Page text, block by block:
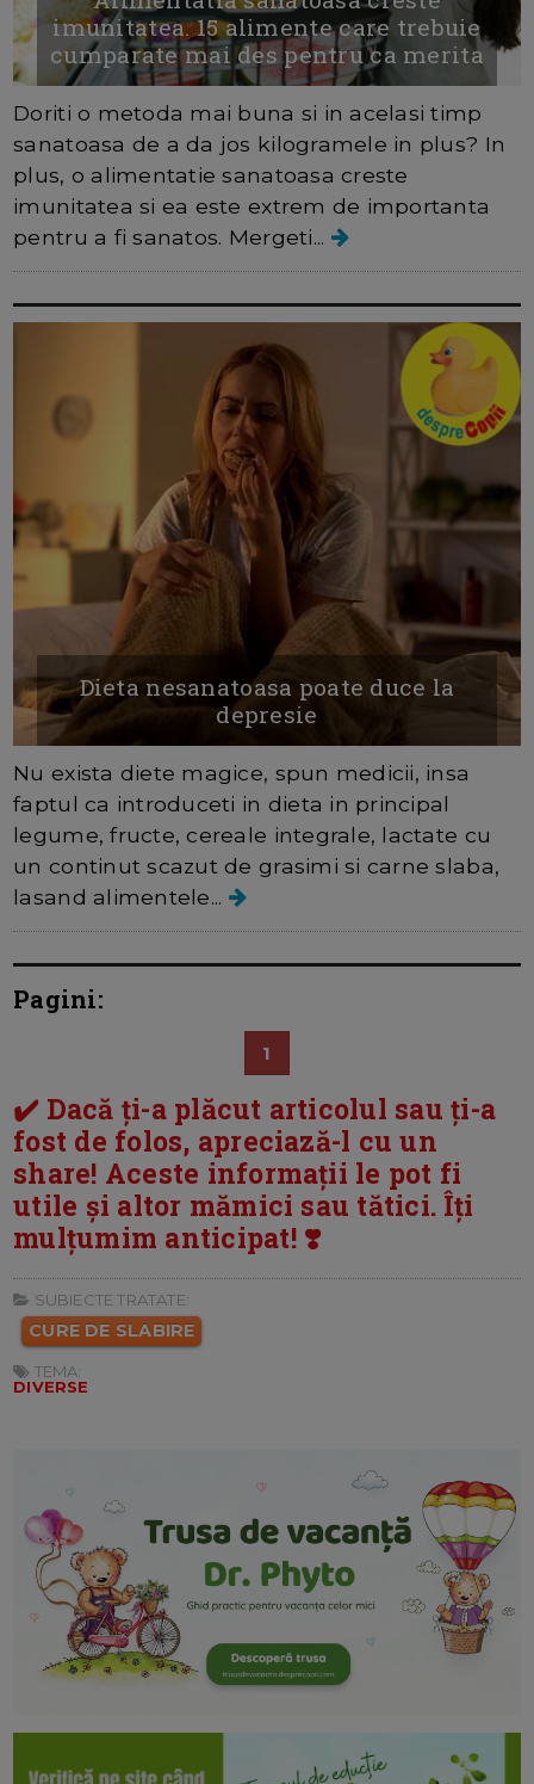
imunitatea. 15 alimente care trebuie
cumparate mai des pentru ca merita
Doriti o metoda mai buna si in acelasi timp
sanatoasa de a da jos kilogramele in plus? In
plus, o alimentatie sanatoasa creste
imunitatea si ea este extrem de importanta
pentru a fi sanatos. Mergeti...
Dieta nesanatoasa poate duce la
depresie
Nu exista diete magice, spun medicii, insa
faptul ca introduceti in dieta in principal
legume, fructe, cereale integrale, lactate cu
un continut scazut de grasimi si carne slaba,
lasand alimentele...
Pagini:
1
✔️ Dacă ți-a plăcut articolul sau ți-a
fost de folos, apreciază-l cu un
share! Aceste informații le pot fi
utile și altor mămici sau tătici. Îți
mulțumim anticipat! ❣️
SUBIECTE TRATATE:
CURE DE SLABIRE
TEMA:
DIVERSE